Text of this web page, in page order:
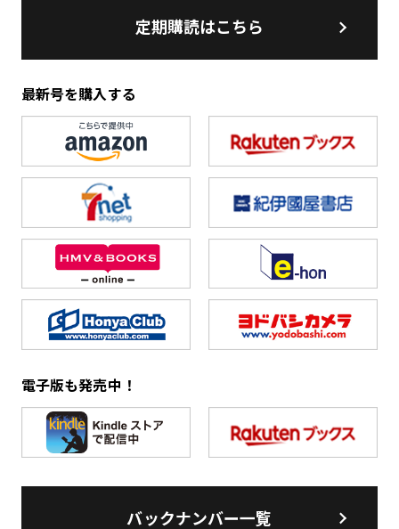
定期購読はこちら
最新号を購入する
電子版も発売中！
バックナンバー一覧